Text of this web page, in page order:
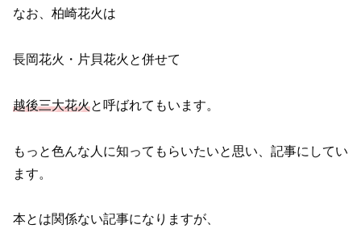
なお、柏崎花火は
長岡花火・片貝花火と併せて
越後三大花火と呼ばれてもいます。
もっと色んな人に知ってもらいたいと思い、記事にしてい
ます。
本とは関係ない記事になりますが、